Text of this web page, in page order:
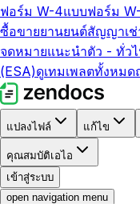
ฟอร์ม W-4แบบฟอร์ม
ซื้อขายยานยนต์สัญญาเช่
จดหมายแนะนำตัว - ทั่ว
(ESA)ดูเทมเพลตทั้งหมด
แปลงไฟล์ แก้ไข
คุณสมบัติเอไอ
เข้าสู่ระบบ
open navigation menu